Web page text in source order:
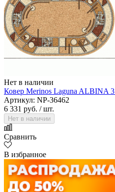
Нет в наличии
Ковер Merinos Laguna ALBINA
Артикул: NP-36462
6 331 руб. / шт.
Нет в наличии
Сравнить
В избранное